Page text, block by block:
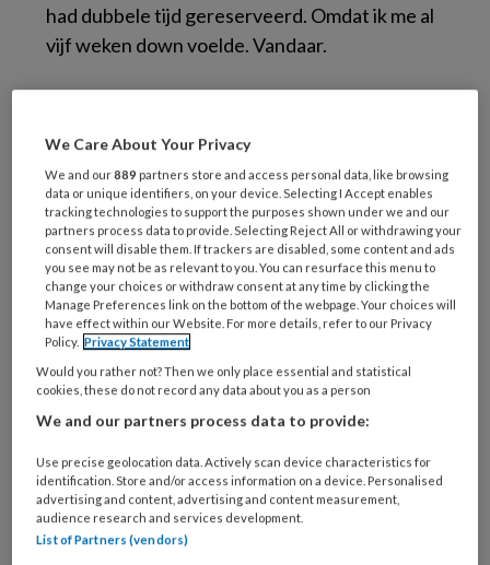
had dubbele tijd gereserveerd. Omdat ik me al
vijf weken down voelde. Vandaar.
‘Ik hoest al zes weken.’ De huisarts keek op van
‘Hoesten? Ik lees hier iets over depressieve
klachten.’ Ik: ‘O ja, dat ook.’
Mijn gebruikelijke reactie. Ach, het gaat wel
over en zo, niet te veel aandacht aan besteden,
gewoon een paar nachtjes goed slapen en dan
verdwijnt het wel weer. Maar de huisarts is
een doortastende dame die doorvraagt en al
Gek hoe die oude patronen steeds weer de
kop opsteken, terwijl negeren niet helpend is.
Ik weet allang dat ‘down’ voelen bij mij leidt tot
erger en dat het niet zomaar over gaat. Bij mij is
We Care About Your Privacy
We and our889 partners store and access personal data, like browsing
data or unique identifiers, on your device. Selecting I Accept enables
tracking technologies to support the purposes shown under we and our
partners process data to provide. Selecting Reject All or withdrawing your
consent will disable them. If trackers are disabled, some content and ads
you see may not be as relevant to you. You can resurface this menu to
change your choices or withdraw consent at any time by clicking the
Manage Preferences link on the bottom of the webpage. Your choices will
have effect within our Website. For more details, refer to our Privacy
Policy. Privacy Statement
Would you rather not? Then we only place essential and statistical
cookies, these do not record any data about you as a person
We and our partners process data to provide:
Use precise geolocation data. Actively scan device characteristics for
identification. Store and/or access information on a device. Personalised
advertising and content, advertising and content measurement,
audience research and services development.
List of Partners (vendors)